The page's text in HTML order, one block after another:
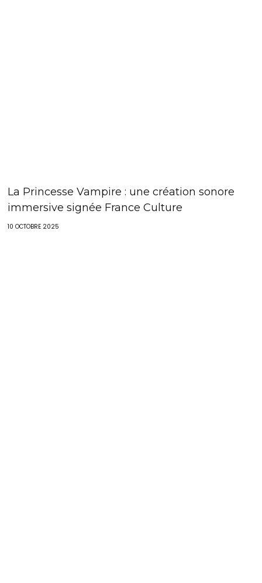
La Princesse Vampire : une création sonore
immersive signée France Culture
10 OCTOBRE 2025